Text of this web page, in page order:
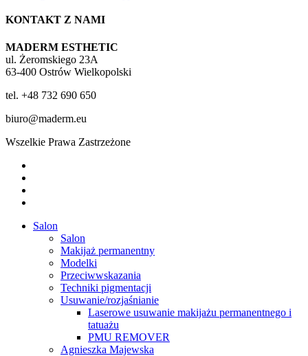
KONTAKT Z NAMI
MADERM ESTHETIC
ul. Żeromskiego 23A
63-400 Ostrów Wielkopolski
tel. +48 732 690 650
biuro@maderm.eu
Wszelkie Prawa Zastrzeżone
Close
Salon
Salon
Makijaż permanentny
Modelki
Przeciwwskazania
Techniki pigmentacji
Usuwanie/rozjaśnianie
Laserowe usuwanie makijażu permanentnego i
tatuażu
PMU REMOVER
Agnieszka Majewska